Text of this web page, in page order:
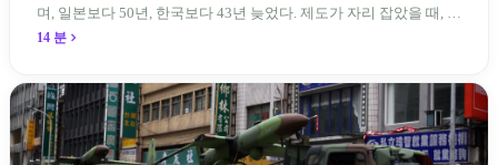
며, 일본보다 50년, 한국보다 43년 늦었다. 제도가 자리 잡았을 때, 제
자 제도는 이미 1970-80년대 산업화 과정에서 붕괴되었다. 600여 명
14 분